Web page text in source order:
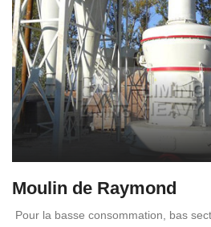
Moulin de Raymond
Pour la basse consommation, bas